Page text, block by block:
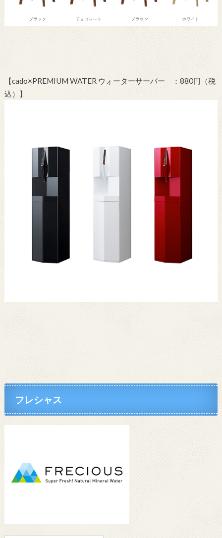
【cado×PREMIUM WATER ウォーターサーバー ：880円（税
込）】
フレシャス